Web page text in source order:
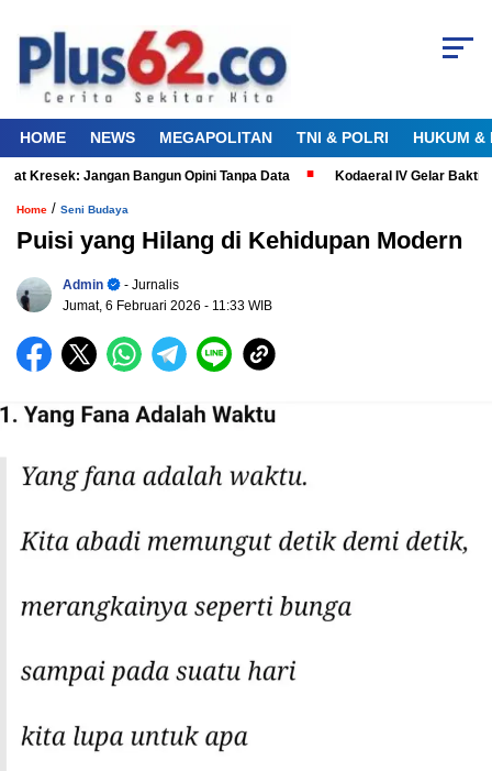
HOME NEWS MEGAPOLITAN TNI & POLRI HUKUM &
Kresek: Jangan Bangun Opini Tanpa Data Kodaeral IV Gelar Bakti
Home / Seni Budaya
Puisi yang Hilang di Kehidupan Modern
Admin
- Jurnalis
Jumat, 6 Februari 2026 - 11:33 WIB